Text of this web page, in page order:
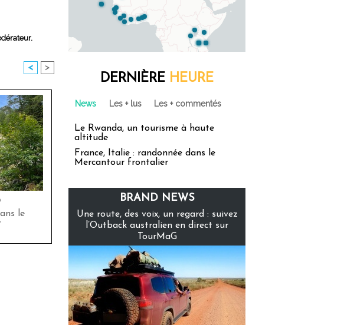
< >
le
DERNIÈRE HEURE
News Les + lus Les + commentés
Le Rwanda, un tourisme à haute
altitude
France, Italie : randonnée dans le
Mercantour frontalier
BRAND NEWS
Une route, des voix, un regard : suivez
l’Outback australien en direct sur
TourMaG